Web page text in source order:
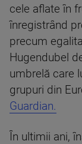
cele aflate în
înregistrând
precum
Hugendubel
umbrelă care
grupuri din
Guardian.
În ultimii ani,